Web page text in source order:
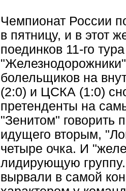
Чемпионат России
в пятницу, и в этот
поединков 11-го
болельщиков на
(2:0) и ЦСКА (1:0)
претенденты на
"Зенитом" говорить
идущего вторым,
четыре очка. И
лидирующую
вырвали в самой